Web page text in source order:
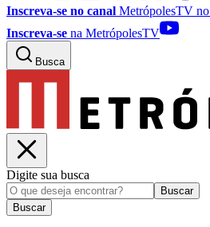
Inscreva-se no canal MetrópolesTV no
Inscreva-se na MetrópolesTV
Busca
Digite sua busca
Buscar
Buscar